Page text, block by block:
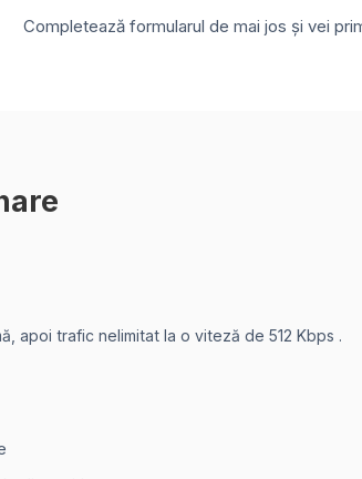
Completează formularul de mai jos și vei
apoi trafic nelimitat la o viteză de 512 Kbps .